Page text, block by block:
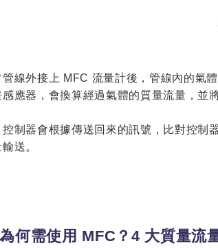
管線外接上 MFC 流量計後，管線內的氣
應器，會換算經過氣體的質量流量，並
控制器會根據傳送回來的訊號，比對控制
送。
何需使用 MFC？4 大質量流